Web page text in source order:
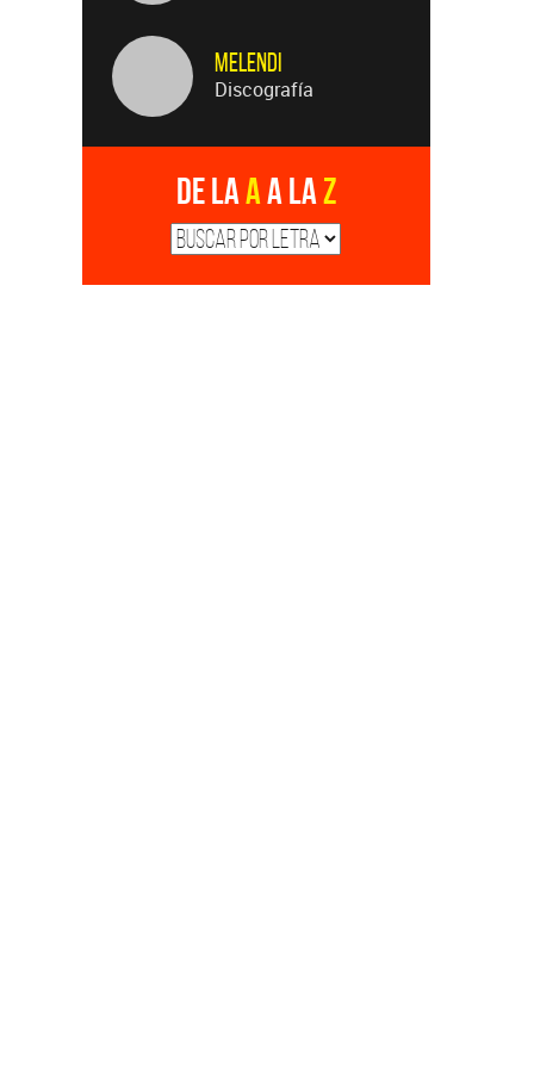
Melendi
Discografía
De laAa laZ